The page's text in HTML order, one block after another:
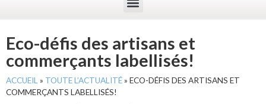
Eco-défis des artisans et
commerçants labellisés!
ACCUEIL » TOUTE L’ACTUALITÉ» ECO-DÉFIS DES ARTISANS ET
COMMERÇANTS LABELLISÉS!